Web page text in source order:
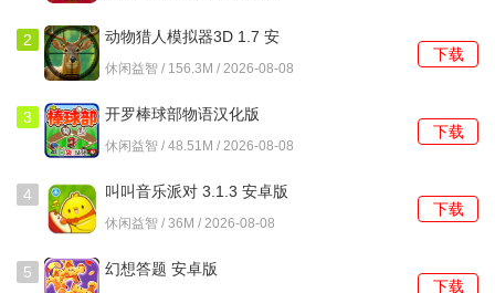
让角色变形为蘑菇形态后靠近藤蔓，即可使其枯萎消散。
先将油壶在场景内的油渍处再对齿轮使用润滑后的油壶。
物图鉴，找到体型最小的生物形态进行变形即可顺利通过。
2
动物猎人模拟器3D 1.7 安
卓版
休闲益智 / 156.3M / 2026-08-08
下载
3
开罗棒球部物语汉化版
1.1.0 安卓版
休闲益智 / 48.51M / 2026-08-08
下载
4 叫叫音乐派对 3.1.3 安卓版
休闲益智 / 36M / 2026-08-08
下载
5
幻想答题 安卓版
下载